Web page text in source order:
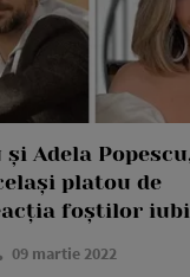
Adela
platou de
foștilor
09 martie 2022